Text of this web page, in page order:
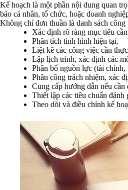
Kế hoạch là một phần nội dung quan
bảo cá nhân, tổ chức, hoặc doanh
Không chỉ đơn thuần là danh sách
Xác định rõ ràng mục tiêu
Phân tích tình hình hiện tại.
Liệt kê các công việc cần
Lập lịch trình, xác định các
Phân bổ nguồn lực (tài
Phân công trách nhiệm, xác
Cung cấp hướng dẫn nếu
Thiết lập các tiêu chuẩn
Theo dõi và điều chỉnh kế